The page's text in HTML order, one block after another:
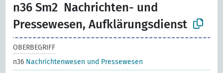
n36 Sm2 Nachrichten- und
Pressewesen, Aufklärungsdienst
OBERBEGRIFF
n36 Nachrichtenwesen und Pressewesen